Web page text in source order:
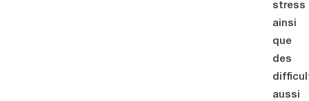
stress
ainsi
que
des
aussi